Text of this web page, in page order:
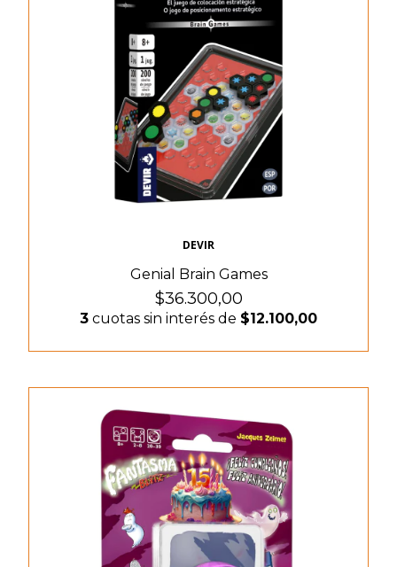
DEVIR
Genial Brain Games
$36.300,00
3 cuotas sin interés de $12.100,00